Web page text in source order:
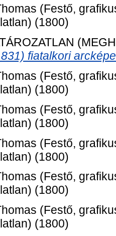
(Festő,
(1800)
fiatalkori
(Festő,
(1800)
(Festő,
(1800)
(Festő,
(1800)
(Festő,
(1800)
(Festő,
(1800)